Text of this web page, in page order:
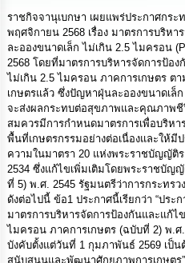
ดำเนิน
การ
เพื่อ
ป้องกัน
การ
ทุจริต
มาตรการ
ส่ง
เสริม
คุณธรรม
และ
ความ
โปร่งใส
ราชกิจจานุเบกษา เผยแพร่ประกาศกร
พฤศจิกายน 2568 เรื่อง มาตรการบริห
ละอองขนาดเล็ก ไม่เกิน 2.5 ไมครอน
2568 โดยที่มาตรการบริหารจัดการป้อ
ไม่เกิน 2.5 ไมครอน ภาคการเกษตร ตา
เกษตรแล้ว ซึ่งปัญหาฝุ่นละอองขนาดเล็
จะส่งผลกระทบต่อสุขภาพและคุณภาพชี
สมควรมีการกำหนดมาตรการเพื่อบริห
พื้นที่เกษตรกรรมอย่างต่อเนื่องและให้
ความในมาตรา 20 แห่งพระราชบัญญัติ
2534 ซึ่งแก้ไขเพิ่มเติมโดยพระราชบัญ
ที่ 5) พ.ศ. 2545 รัฐมนตรีว่าการกระทร
ดังต่อไปนี้ ข้อ1 ประกาศนี้เรียกว่า “ประ
มาตรการบริหารจัดการป้องกันและแก้ไ
ไมครอน ภาคการเกษตร (ฉบับที่ 2) พ.
บังคับตั้งแต่วันที่ 1 กุมภาพันธ์ 2569 เป็น
สนับสนุนและพัฒนาศักยภาพการเกษตร